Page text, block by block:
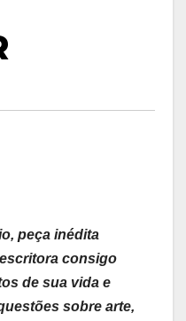
peça inédita
consigo
de sua vida e
sobre arte,